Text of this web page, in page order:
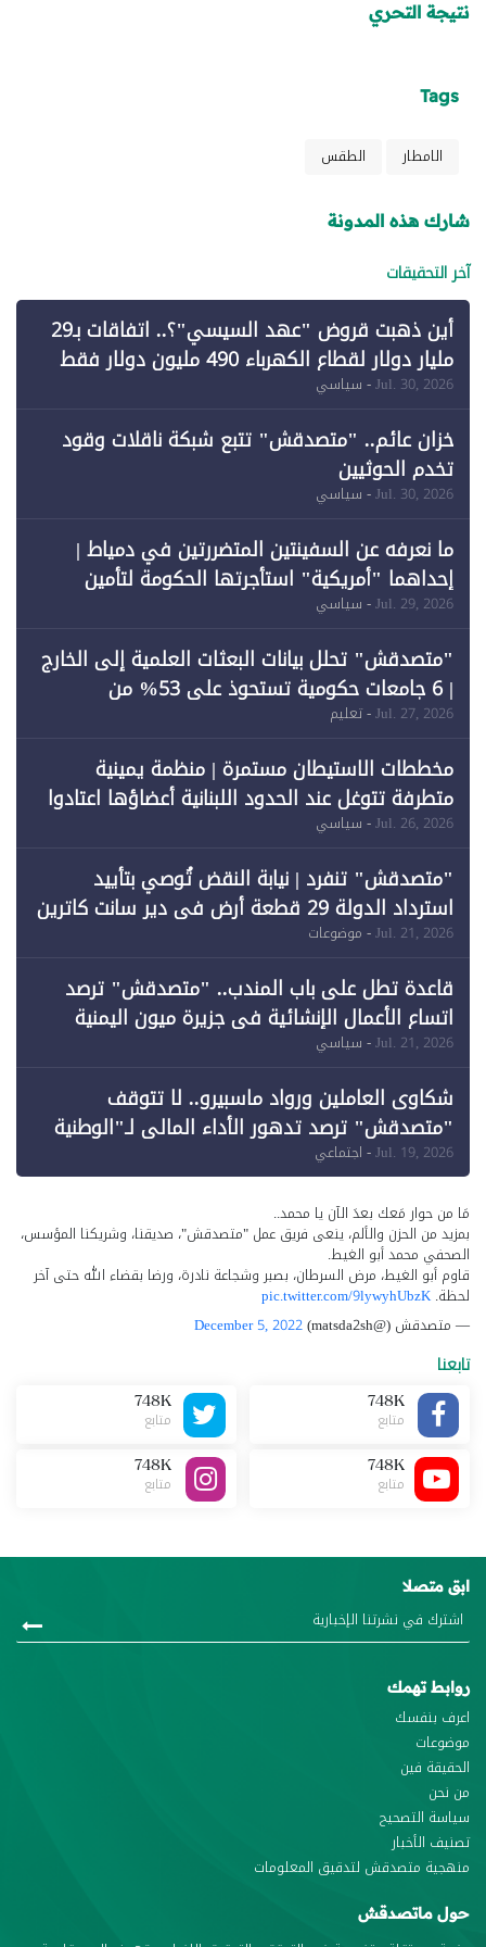
نتيجة التحري
Tags
الامطار الطقس
شارك هذه المدونة
آخر التحقيقات
أين ذهبت قروض "عهد السيسي"؟.. اتفاقات بـ29
مليار دولار لقطاع الكهرباء 490 مليون دولار فقط
لـ"الطاقة المتجددة" (1)
Jul. 30, 2026- سياسي
خزان عائم.. "متصدقش" تتبع شبكة ناقلات وقود
تخدم الحوثيين
Jul. 30, 2026- سياسي
ما نعرفه عن السفينتين المتضررتين في دمياط |
إحداهما "أمريكية" استأجرتها الحكومة لتأمين
احتياجات الطاقة
Jul. 29, 2026- سياسي
"متصدقش" تحلل بيانات البعثات العلمية إلى الخارج
| 6 جامعات حكومية تستحوذ على 53% من
Jul. 27, 2026- تعليم
مخططات الاستيطان مستمرة | منظمة يمينية
متطرفة تتوغل عند الحدود اللبنانية أعضاؤها اعتادوا
خرق الحدود
Jul. 26, 2026- سياسي
"متصدقش" تنفرد | نيابة النقض تُوصي بتأييد
استرداد الدولة 29 قطعة أرض في دير سانت كاترين
وقبول طعن الحكومة جزئيًا (1)
Jul. 21, 2026- موضوعات
قاعدة تطل على باب المندب.. "متصدقش" ترصد
اتساع الأعمال الإنشائية في جزيرة ميون اليمنية
Jul. 21, 2026- سياسي
شكاوى العاملين ورواد ماسبيرو.. لا تتوقف
"متصدقش" ترصد تدهور الأداء المالي لـ"الوطنية
للإعلام"
Jul. 19, 2026- اجتماعي
مَا من حوار مَعك بعدَ الآن يا محمد..
بمزيد من الحزن والألم، ينعى فريق عمل "متصدقش"، صديقنا، وشريكنا المؤسس،
الصحفي محمد أبو الغيط.
قاوم أبو الغيط، مرض السرطان، بصبر وشجاعة نادرة، ورضا بقضاء الله حتى آخر
لحظة. pic.twitter.com/9lywyhUbzK
— متصدقش (@matsda2sh)
December 5, 2022
تابعنا
748K
متابع
748K
متابع
748K
متابع
748K
متابع
ابق متصلا
روابط تهمك
اعرف بنفسك
موضوعات
الحقيقة فين
من نحن
سياسة التصحيح
تصنيف الأخبار
منهجية متصدقش لتدقيق المعلومات
حول ماتصدقش